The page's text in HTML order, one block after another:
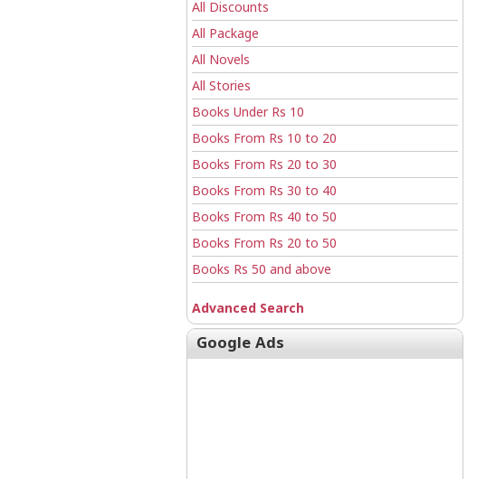
All Discounts
All Package
All Novels
All Stories
Books Under Rs 10
Books From Rs 10 to 20
Books From Rs 20 to 30
Books From Rs 30 to 40
Books From Rs 40 to 50
Books From Rs 20 to 50
Books Rs 50 and above
Advanced Search
Google Ads